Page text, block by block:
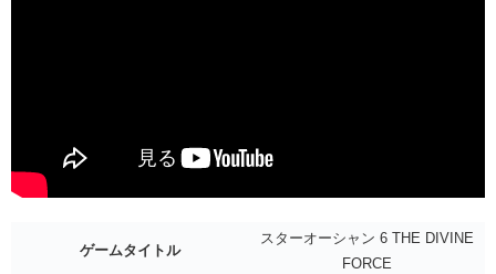
ゲームタイトル
スターオーシャン 6 THE DIVINE
FORCE